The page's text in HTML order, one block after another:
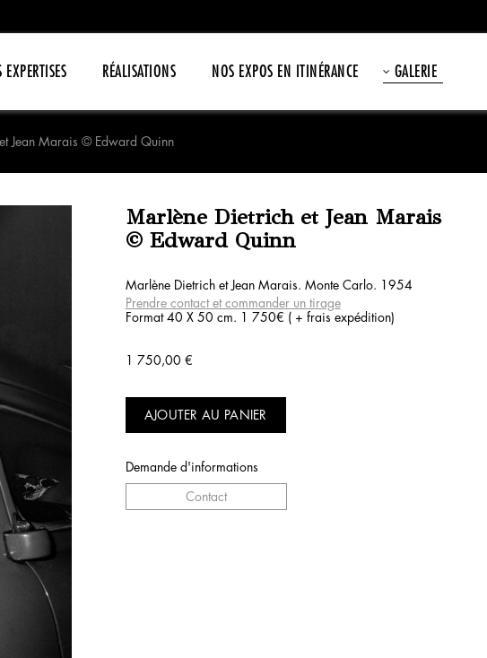
EXPERTISES RÉALISATIONS NOS EXPOS EN ITINÉRANCE GALERIE
Jean Marais © Edward Quinn
Marlène Dietrich et Jean Marais
© Edward Quinn
Marlène Dietrich et Jean Marais. Monte Carlo. 1954
Prendre contact et commander un tirage
Format 40 X 50 cm. 1 750€ ( + frais expédition)
1 750,00 €
AJOUTER AU PANIER
Demande d'informations
Contact